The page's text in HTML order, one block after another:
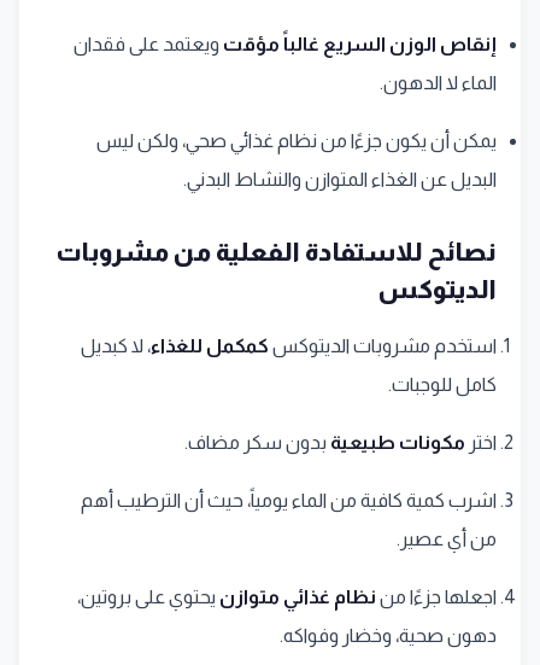
إنقاص الوزن السريع غالباً مؤقت ويعتمد على فقدان
الماء لا الدهون.
يمكن أن يكون جزءًا من نظام غذائي صحي، ولكن ليس
البديل عن الغذاء المتوازن والنشاط البدني.
نصائح للاستفادة الفعلية من مشروبات
الديتوكس
استخدم مشروبات الديتوكس كمكمل للغذاء، لا كبديل
كامل للوجبات.
اختر مكونات طبيعية بدون سكر مضاف.
اشرب كمية كافية من الماء يومياً، حيث أن الترطيب أهم
من أي عصير.
اجعلها جزءًا من نظام غذائي متوازن يحتوي على بروتين،
دهون صحية، وخضار وفواكه.